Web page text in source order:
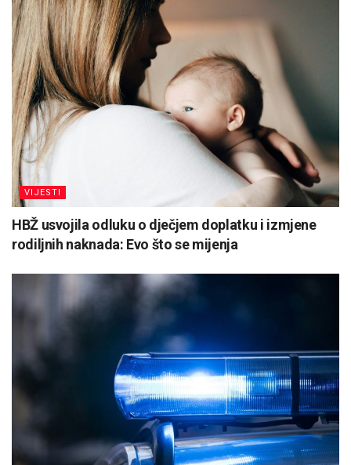
VIJESTI
HBŽ usvojila odluku o dječjem doplatku i izmjene
rodiljnih naknada: Evo što se mijenja